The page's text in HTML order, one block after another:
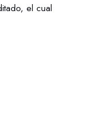
el cual